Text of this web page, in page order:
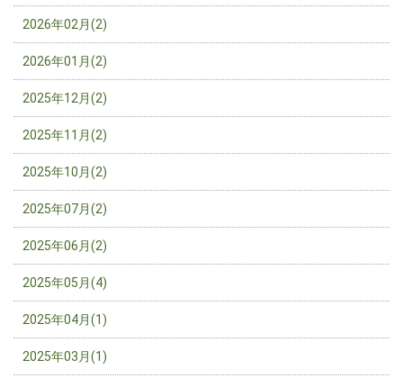
2026年02月(2)
2026年01月(2)
2025年12月(2)
2025年11月(2)
2025年10月(2)
2025年07月(2)
2025年06月(2)
2025年05月(4)
2025年04月(1)
2025年03月(1)